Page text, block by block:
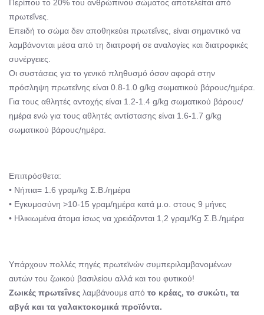
Περίπου το 20% του ανθρώπινου σώματος αποτελείται από
πρωτεΐνες.
Επειδή το σώμα δεν αποθηκεύει πρωτεΐνες, είναι σημαντικό να
λαμβάνονται μέσα από τη διατροφή σε αναλογίες και διατροφικές
συνέργειες.
Oι συστάσεις για το γενικό πληθυσμό όσον αφορά στην
πρόσληψη πρωτεΐνης είναι 0.8-1.0 g/kg σωματικού βάρους/ημέρα.
Για τους αθλητές αντοχής είναι 1.2-1.4 g/kg σωματικού βάρους/
ημέρα ενώ για τους αθλητές αντίστασης είναι 1.6-1.7 g/kg
σωματικού βάρους/ημέρα.
Επιπρόσθετα:
• Νήπια= 1.6 γραμ/kg Σ.Β./ημέρα
• Εγκυμοσύνη >10-15 γραμ/ημέρα κατά μ.ο. στους 9 μήνες
• Ηλικιωμένα άτομα ίσως να χρειάζονται 1,2 γραμ/Kg Σ.Β./ημέρα
Υπάρχουν πολλές πηγές πρωτεϊνών συμπεριλαμβανομένων
αυτών του ζωικού βασιλείου αλλά και του φυτικού!
Ζωικές πρωτεΐνες λαμβάνουμε από το κρέας, το συκώτι, τα
αβγά και τα γαλακτοκομικά προϊόντα.